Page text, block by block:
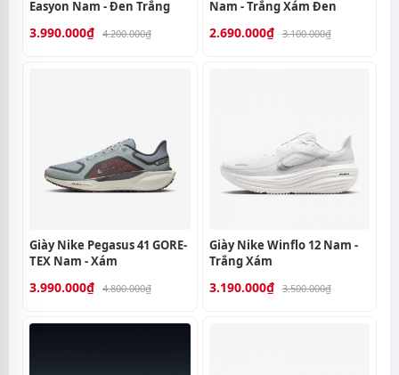
Easyon Nam - Đen Trắng
3.990.000₫ 4.200.000₫
Nam - Trắng Xám Đen
2.690.000₫ 3.100.000₫
Giày Nike Pegasus 41 GORE-
TEX Nam - Xám
3.990.000₫ 4.800.000₫
Giày Nike Winflo 12 Nam -
Trắng Xám
3.190.000₫ 3.500.000₫